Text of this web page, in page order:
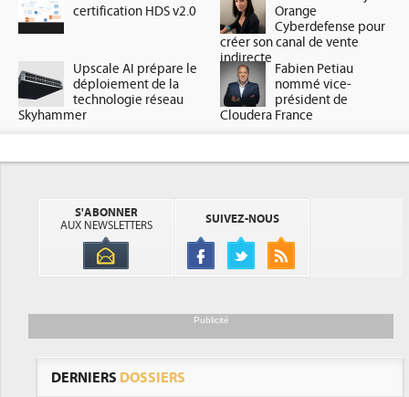
certification HDS v2.0
Orange
Cyberdefense pour
créer son canal de vente
indirecte
Upscale AI prépare le
déploiement de la
technologie réseau
Skyhammer
Fabien Petiau
nommé vice-
président de
Cloudera France
S'ABONNER
AUX NEWSLETTERS
SUIVEZ-NOUS
Publicité
DERNIERS DOSSIERS